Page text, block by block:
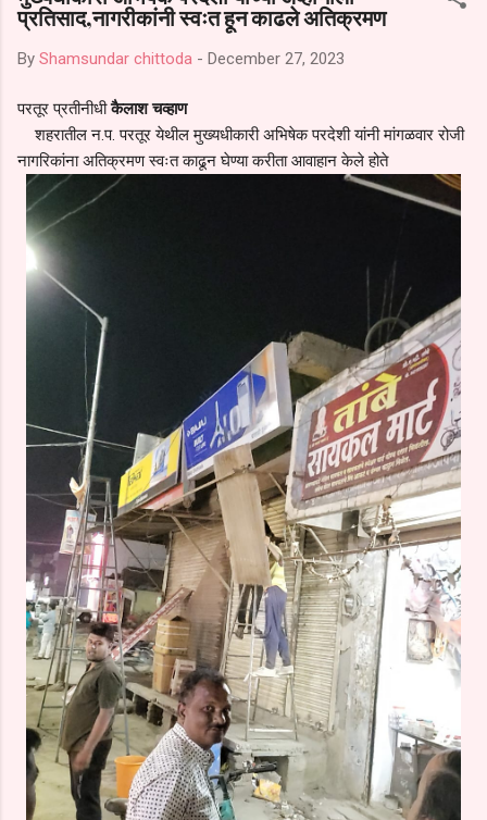
जिल्हा शिक्षण अधिकारी (प्राथमिक), जालना तसेच तालुका शिक्षण अधिकारी,
परतूर यांनाही पाठविण्यात आल्या असून प्रशासन याबाबत काय निर्णय घेते, याकडे
प्रतिसाद,नागरीकांनी स्वःत हून काढले अतिक्रमण
By Shamsundar chittoda - December 27, 2023
परतूर प्रतीनीधीकैलाश चव्हाण
शहरातील न.प. परतूर येथील मुख्यधीकारी अभिषेक परदेशी यांनी मांगळवार रोजी
नागरिकांना अतिक्रमण स्वःत काढून घेण्या करीता आवाहान केले होते